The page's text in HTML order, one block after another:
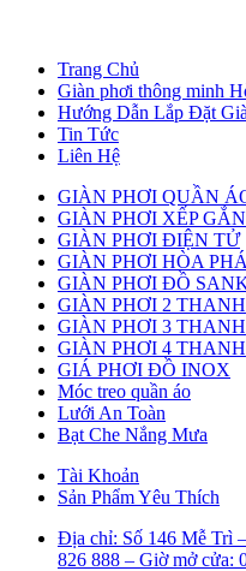
Trang Chủ
Giàn phơi thông minh
Hướng Dẫn Lắp Đặt
Tin Tức
Liên Hệ
GIÀN PHƠI QUẦN
GIÀN PHƠI XẾP
GIÀN PHƠI ĐIỆN TỬ
GIÀN PHƠI HÒA
GIÀN PHƠI ĐỒ
GIÀN PHƠI 2 THANH
GIÀN PHƠI 3 THANH
GIÀN PHƠI 4 THANH
GIÁ PHƠI ĐỒ INOX
Móc treo quần áo
Lưới An Toàn
Bạt Che Nắng Mưa
Tài Khoản
Sản Phẩm Yêu Thích
Địa chỉ: Số 146 Mễ Trì
826 888 – Giờ mở cửa: